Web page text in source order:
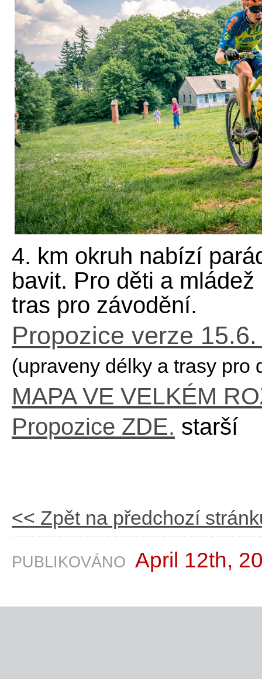
4. km okruh nabízí
bavit. Pro děti a
tras pro závodění.
Propozice verze
(upraveny délky a trasy pro
MAPA VE VELKÉM
Propozice ZDE. starší
<< Zpět na předchozí
PUBLIKOVÁNO April 12th,